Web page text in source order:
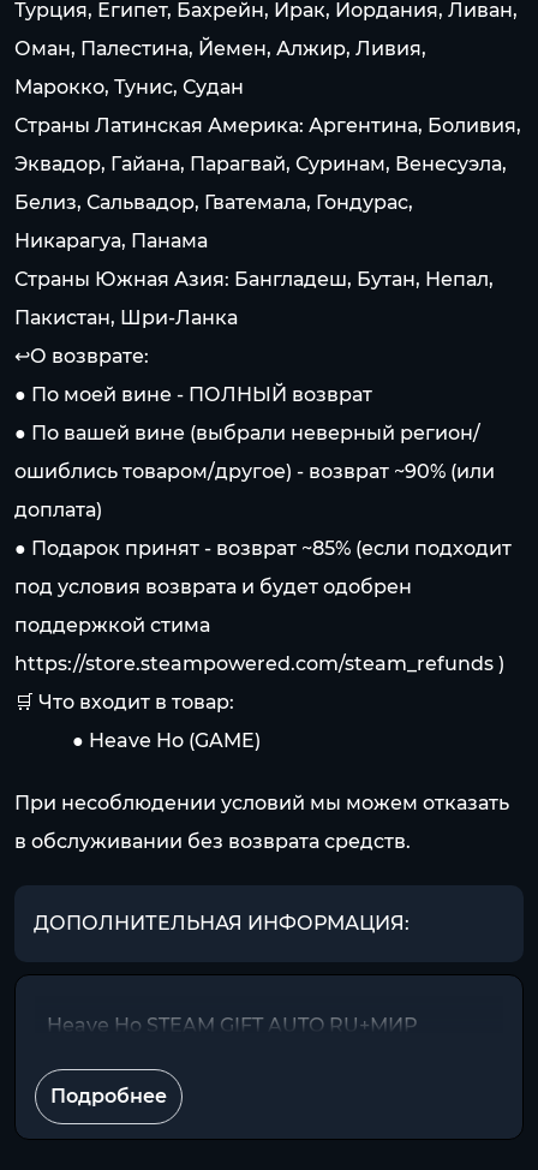
Турция, Египет, Бахрейн, Ирак, Иордания, Ливан,
Оман, Палестина, Йемен, Алжир, Ливия,
Марокко, Тунис, Судан
Страны Латинская Америка: Аргентина, Боливия,
Эквадор, Гайана, Парагвай, Суринам, Венесуэла,
Белиз, Сальвадор, Гватемала, Гондурас,
Никарагуа, Панама
Страны Южная Азия: Бангладеш, Бутан, Непал,
Пакистан, Шри-Ланка
↩️О возврате:
● По моей вине - ПОЛНЫЙ возврат
● По вашей вине (выбрали неверный регион/
ошиблись товаром/другое) - возврат ~90% (или
доплата)
● Подарок принят - возврат ~85% (если подходит
под условия возврата и будет одобрен
поддержкой стима
https://store.steampowered.com/steam_refunds )
🛒 Что входит в товар:
⠀⠀⠀⠀● Heave Ho (GAME)
При несоблюдении условий мы можем отказать
в обслуживании без возврата средств.
ДОПОЛНИТЕЛЬНАЯ ИНФОРМАЦИЯ:
Heave Ho STEAM GIFT AUTO RU+МИР
Подробнее